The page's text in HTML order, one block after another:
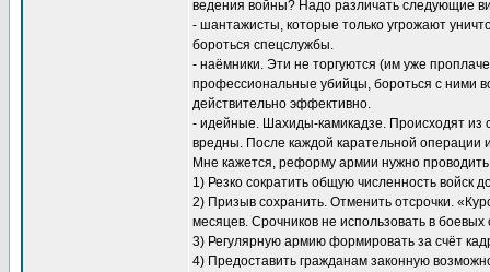
ведения войны? Надо различать следующие
- шантажисты, которые только угрожают
бороться спецслужбы.
- наёмники. Эти не торгуются (им уже
профессиональные убийцы, бороться с ними
действительно эффективно.
- идейные. Шахиды-камикадзе. Происходят из
вредны. После каждой карательной
Мне кажется, реформу армии нужно
1) Резко сократить общую численность войск
2) Призыв сохранить. Отменить отсрочки.
месяцев. Срочников не использовать в боевых
3) Регулярную армию формировать за счёт
4) Предоставить гражданам законную